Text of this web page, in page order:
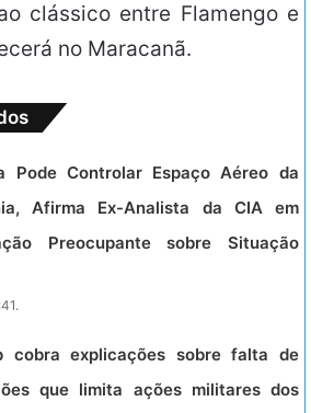
clássico entre Flamengo e
no Maracanã.
Pode Controlar Espaço Aéreo da
Afirma Ex-Analista da CIA em
Preocupante sobre Situação
cobra explicações sobre falta de
que limita ações militares dos